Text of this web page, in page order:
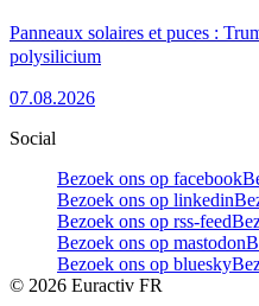
Panneaux solaires et puces :
polysilicium
07.08.2026
Social
Bezoek ons op facebook
Bezoek ons op linkedin
Bezoek ons op rss-feed
Bezoek ons op mastodon
Bezoek ons op bluesky
© 2026 Euractiv FR